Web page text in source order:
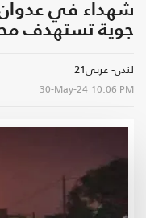
شهداء في عدوان
جوية تستهدف
لندن- عربي21
30-May-24 10:06 PM